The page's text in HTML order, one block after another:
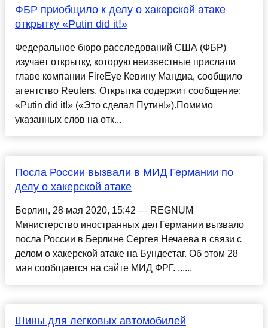
ФБР приобщило к делу о хакерской атаке
открытку «Putin did it!»
Федеральное бюро расследований США (ФБР)
изучает открытку, которую неизвестные прислали
главе компании FireEye Кевину Мандиа, сообщило
агентство Reuters. Открытка содержит сообщение:
«Putin did it!» («Это сделал Путин!»).Помимо
указанных слов на отк...
Посла России вызвали в МИД Германии по
делу о хакерской атаке
Берлин, 28 мая 2020, 15:42 — REGNUM
Министерство иностранных дел Германии вызвало
посла России в Берлине Сергея Нечаева в связи с
делом о хакерской атаке на Бундестаг. Об этом 28
мая сообщается на сайте МИД ФРГ. ......
Шины для легковых автомобилей